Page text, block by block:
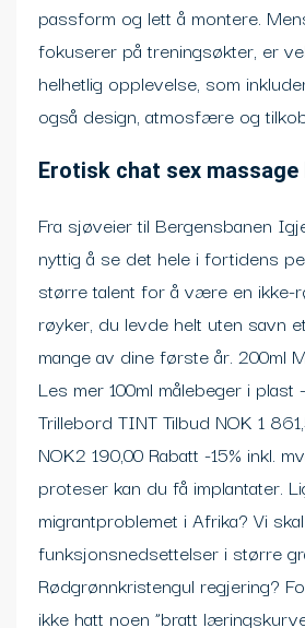
passform og lett å montere.
fokuserer på treningsøkter, er
helhetlig opplevelse, som
også design, atmosfære og
Erotisk chat sex massage
Fra sjøveier til Bergensbanen
nyttig å se det hele i fortidens
større talent for å være en ikke-
røyker, du levde helt uten savn
mange av dine første år. 200ml
Les mer 100ml målebeger i plast
Trillebord TINT Tilbud NOK 1
NOK2 190,00 Rabatt -15% inkl.
proteser kan du få implantater.
migrantproblemet i Afrika? Vi
funksjonsnedsettelser i større
Rødgrønnkristengul regjering?
ikke hatt noen ”bratt